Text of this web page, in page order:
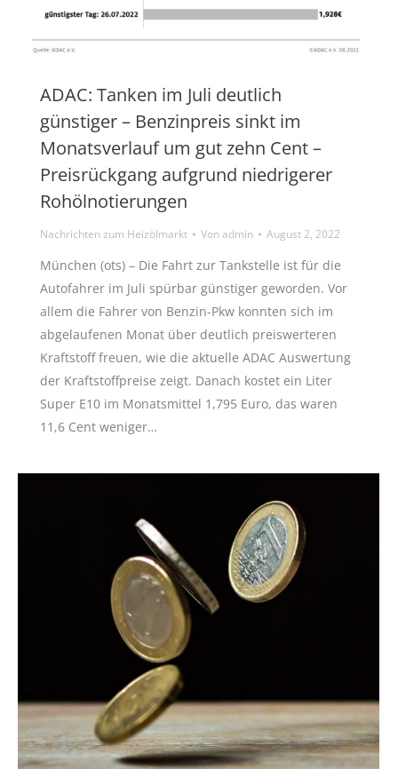
ADAC: Tanken im Juli deutlich
günstiger – Benzinpreis sinkt im
Monatsverlauf um gut zehn Cent –
Preisrückgang aufgrund niedrigerer
Rohölnotierungen
Nachrichten zum Heizölmarkt Vonadmin August 2, 2022
München (ots) – Die Fahrt zur Tankstelle ist für die
Autofahrer im Juli spürbar günstiger geworden. Vor
allem die Fahrer von Benzin-Pkw konnten sich im
abgelaufenen Monat über deutlich preiswerteren
Kraftstoff freuen, wie die aktuelle ADAC Auswertung
der Kraftstoffpreise zeigt. Danach kostet ein Liter
Super E10 im Monatsmittel 1,795 Euro, das waren
11,6 Cent weniger…